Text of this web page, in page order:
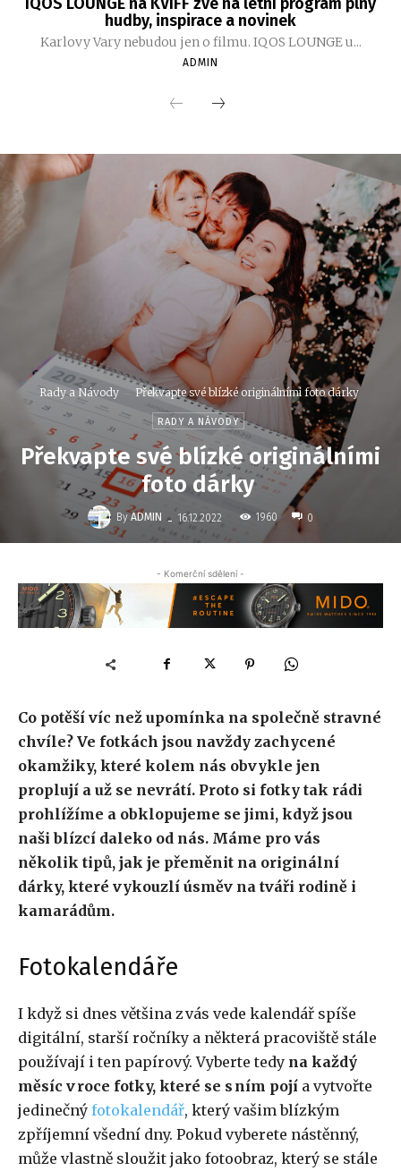
hudby, inspirace a novinek
Karlovy Vary nebudou jen o filmu. IQOS LOUNGE u...
ADMIN